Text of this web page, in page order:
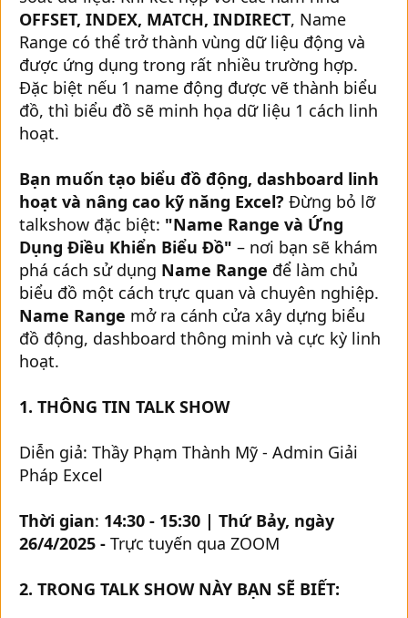
OFFSET, INDEX, MATCH, INDIRECT, Name
Range có thể trở thành vùng dữ liệu động và
được ứng dụng trong rất nhiều trường hợp.
Đặc biệt nếu 1 name động được vẽ thành biểu
đồ, thì biểu đồ sẽ minh họa dữ liệu 1 cách linh
hoạt.
Bạn muốn tạo biểu đồ động, dashboard linh
hoạt và nâng cao kỹ năng Excel? Đừng bỏ lỡ
talkshow đặc biệt: "Name Range và Ứng
Dụng Điều Khiển Biểu Đồ" – nơi bạn sẽ khám
phá cách sử dụng Name Range để làm chủ
biểu đồ một cách trực quan và chuyên nghiệp.
Name Range mở ra cánh cửa xây dựng biểu
đồ động, dashboard thông minh và cực kỳ linh
hoạt.
1. THÔNG TIN TALK SHOW
Diễn giả: Thầy Phạm Thành Mỹ - Admin Giải
Pháp Excel
Thời gian: 14:30 - 15:30 | Thứ Bảy, ngày
26/4/2025 - Trực tuyến qua ZOOM
2. TRONG TALK SHOW NÀY BẠN SẼ BIẾT: